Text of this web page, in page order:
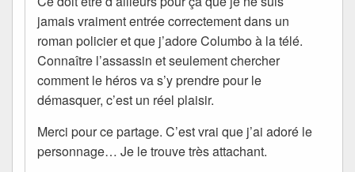
jamais vraiment entrée correctement dans un
roman policier et que j’adore Columbo à la télé.
Connaître l’assassin et seulement chercher
comment le héros va s’y prendre pour le
démasquer, c’est un réel plaisir.
Merci pour ce partage. C’est vrai que j’ai adoré le
personnage… Je le trouve très attachant.